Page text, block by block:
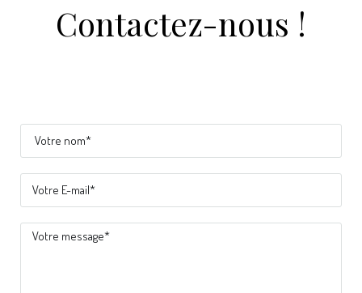
Contactez-nous !